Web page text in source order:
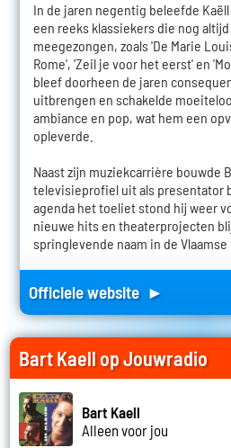
In de jaren negentig beleefde
een reeks klassiekers die nog
meegezongen, zoals 'De Marie
Rome', 'Zeil je voor het eerst' en
bleef doorheen de jaren
uitbrengen en schakelde
ambiance en pop, wat hem een
opleverde.
Naast zijn muziekcarrière bouwde
televisieprofiel uit als presentator
agenda het toeliet stond hij weer
nieuwe hits en theaterprojecten
springlevende naam in de Vlaamse
Officiele website ►
Bart Kaell op Jouwradio
Bart Kaell
Alleen voor jou